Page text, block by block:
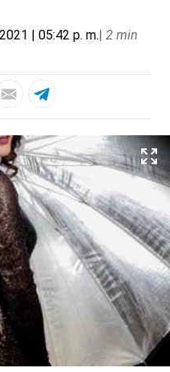
| 05:42 p. m.| 2 min